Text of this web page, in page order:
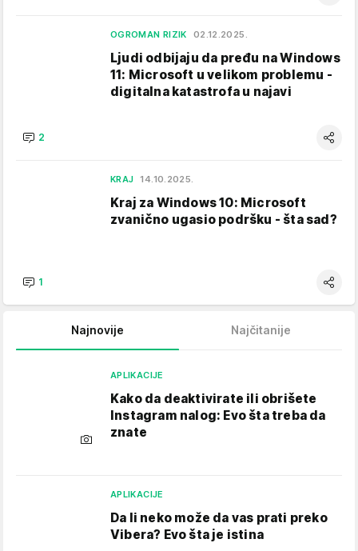
OGROMAN RIZIK 02.12.2025.
Ljudi odbijaju da pređu na Windows
11: Microsoft u velikom problemu -
digitalna katastrofa u najavi
2
KRAJ 14.10.2025.
Kraj za Windows 10: Microsoft
zvanično ugasio podršku - šta sad?
1
Najnovije Najčitanije
APLIKACIJE
Kako da deaktivirate ili obrišete
Instagram nalog: Evo šta treba da
znate
APLIKACIJE
Da li neko može da vas prati preko
Vibera? Evo šta je istina